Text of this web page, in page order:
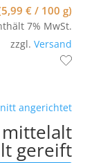
5,99€ / 100 g)
7% MwSt.
zzgl.Versand
mittelalt
gereift